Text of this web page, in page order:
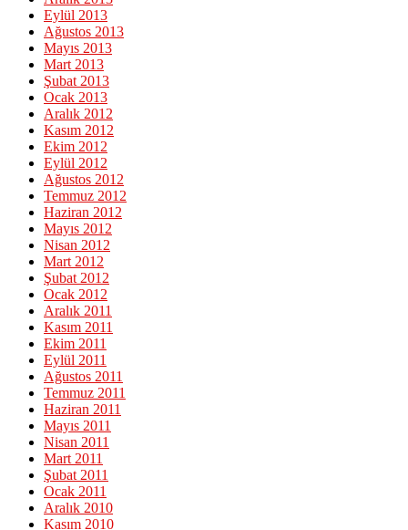
Eylül 2013
Ağustos 2013
Mayıs 2013
Mart 2013
Şubat 2013
Ocak 2013
Aralık 2012
Kasım 2012
Ekim 2012
Eylül 2012
Ağustos 2012
Temmuz 2012
Haziran 2012
Mayıs 2012
Nisan 2012
Mart 2012
Şubat 2012
Ocak 2012
Aralık 2011
Kasım 2011
Ekim 2011
Eylül 2011
Ağustos 2011
Temmuz 2011
Haziran 2011
Mayıs 2011
Nisan 2011
Mart 2011
Şubat 2011
Ocak 2011
Aralık 2010
Kasım 2010